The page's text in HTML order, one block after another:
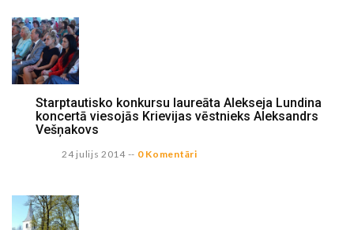
Starptautisko konkursu laureāta Alekseja Lundina
koncertā viesojās Krievijas vēstnieks Aleksandrs
Vešņakovs
24 julijs 2014-- 0 Komentāri